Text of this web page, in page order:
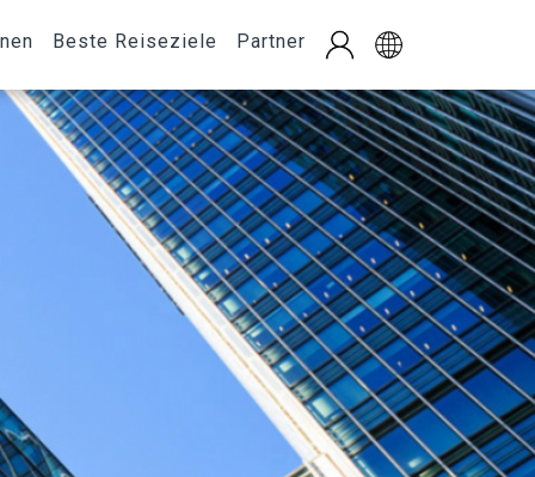
Beste Reiseziele Partner